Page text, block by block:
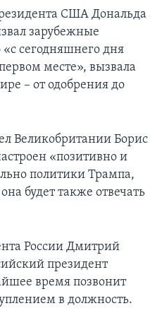
США Дональда
зарубежные
«с сегодняшнего дня
месте», вызвала
– от одобрения до
Великобритании Борис
«позитивно и
политики Трампа,
будет также отвечать
России Дмитрий
президент
время позвонит
в должность.